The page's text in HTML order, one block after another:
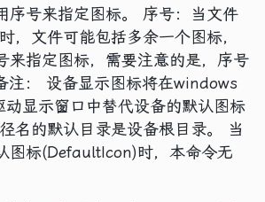
序号来指定图标。 序号：当文件
，文件可能包括多余一个图标，
来指定图标，需要注意的是，序号
注： 设备显示图标将在windows
显示窗口中替代设备的默认图标
名的默认目录是设备根目录。 当
图标(DefaultIcon)时，本命令无